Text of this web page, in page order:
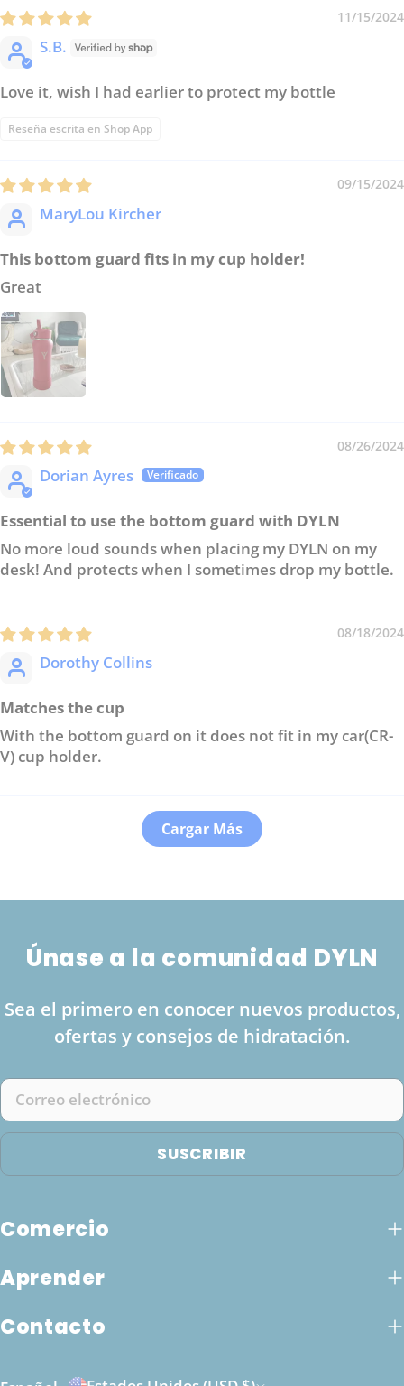
11/15/2024
S.B.
Love it, wish I had earlier to protect my bottle
Reseña escrita en Shop App
09/15/2024
MaryLou Kircher
This bottom guard fits in my cup holder!
Great
08/26/2024
Dorian Ayres
Essential to use the bottom guard with DYLN
No more loud sounds when placing my DYLN on my
desk! And protects when I sometimes drop my bottle.
08/18/2024
Dorothy Collins
Matches the cup
With the bottom guard on it does not fit in my car(CR-
V) cup holder.
Cargar Más
Únase a la comunidad DYLN
Sea el primero en conocer nuevos productos,
ofertas y consejos de hidratación.
Correo
electrónico
SUSCRIBIR
Comercio
Aprender
Contacto